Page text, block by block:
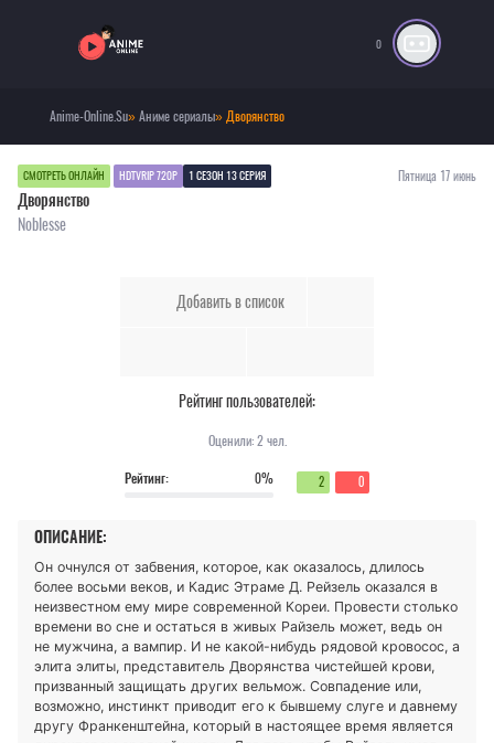
0
Anime-Online.Su»Аниме сериалы» Дворянство
СМОТРЕТЬ ОНЛАЙН HDTVRIP 720P 1 СЕЗОН 13 СЕРИЯ Пятница 17 июнь
Дворянство
Noblesse
Добавить в список
Рейтинг пользователей:
Оценили:2чел.
Рейтинг:
0% 2 0
ОПИСАНИЕ:
Он очнулся от забвения, которое, как оказалось, длилось
более восьми веков, и Кадис Этраме Д. Рейзель оказался в
неизвестном ему мире современной Кореи. Провести столько
времени во сне и остаться в живых Райзель может, ведь он
не мужчина, а вампир. И не какой-нибудь рядовой кровосос, а
элита элиты, представитель Дворянства чистейшей крови,
призванный защищать других вельмож. Совпадение или,
возможно, инстинкт приводит его к бывшему слуге и давнему
другу Франкенштейна, который в настоящее время является